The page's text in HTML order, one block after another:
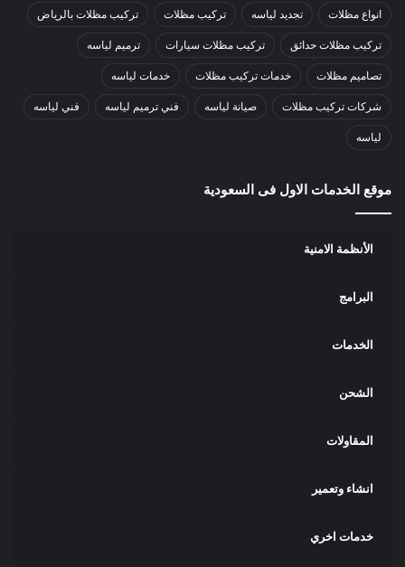
انواع مظلات تجديد لياسه تركيب مظلات تركيب مظلات بالرياض
تركيب مظلات حدائق تركيب مظلات سيارات ترميم لياسه
تصاميم مظلات خدمات تركيب مظلات خدمات لياسه
شركات تركيب مظلات صيانة لياسه فني ترميم لياسه فني لياسه
لياسه
موقع الخدمات الاول فى السعودية
الأنظمة الامنية
البرامج
الخدمات
الشحن
المقاولات
انشاء وتعمير
خدمات اخري